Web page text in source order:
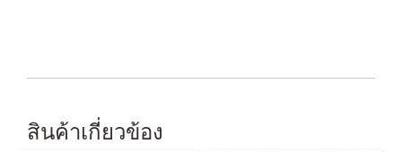
สินค้าเกี่ยวข้อง